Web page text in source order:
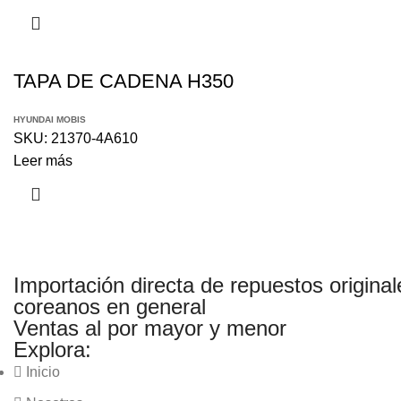
TAPA DE CADENA H350
HYUNDAI MOBIS
SKU: 21370-4A610
Leer más
Importación directa de repuestos
coreanos en general
Ventas al por mayor y menor
Explora:
Inicio